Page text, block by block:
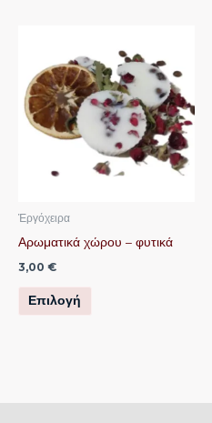
Ἐργόχειρα
Αρωματικά χώρου – φυτικά
3,00 €
Επιλογή
το
προϊόν
έχει
πολλαπλές
παραλλαγές.
Οι
να